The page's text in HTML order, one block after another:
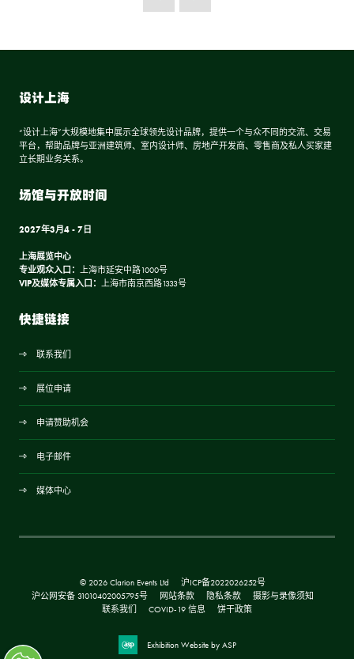
设计上海
“设计上海”大规模地集中展示全球领先设计品牌，提供一个与众不同的交流、交易
平台，帮助品牌与亚洲建筑师、室内设计师、房地产开发商、零售商及私人买家建
立长期业务关系。
场馆与开放时间
2027年3月4 - 7日
上海展览中心
专业观众入口： 上海市延安中路1000号
VIP及媒体专属入口： 上海市南京西路1333号
快捷链接
联系我们
展位申请
申请赞助机会
电子邮件
媒体中心
© 2026 Clarion Events Ltd
沪ICP备2022026252号
沪公网安备 31010402005795号
网站条款 隐私条款
摄影与录像须知
联系我们
COVID-19 信息 饼干政策
Exhibition Website by ASP